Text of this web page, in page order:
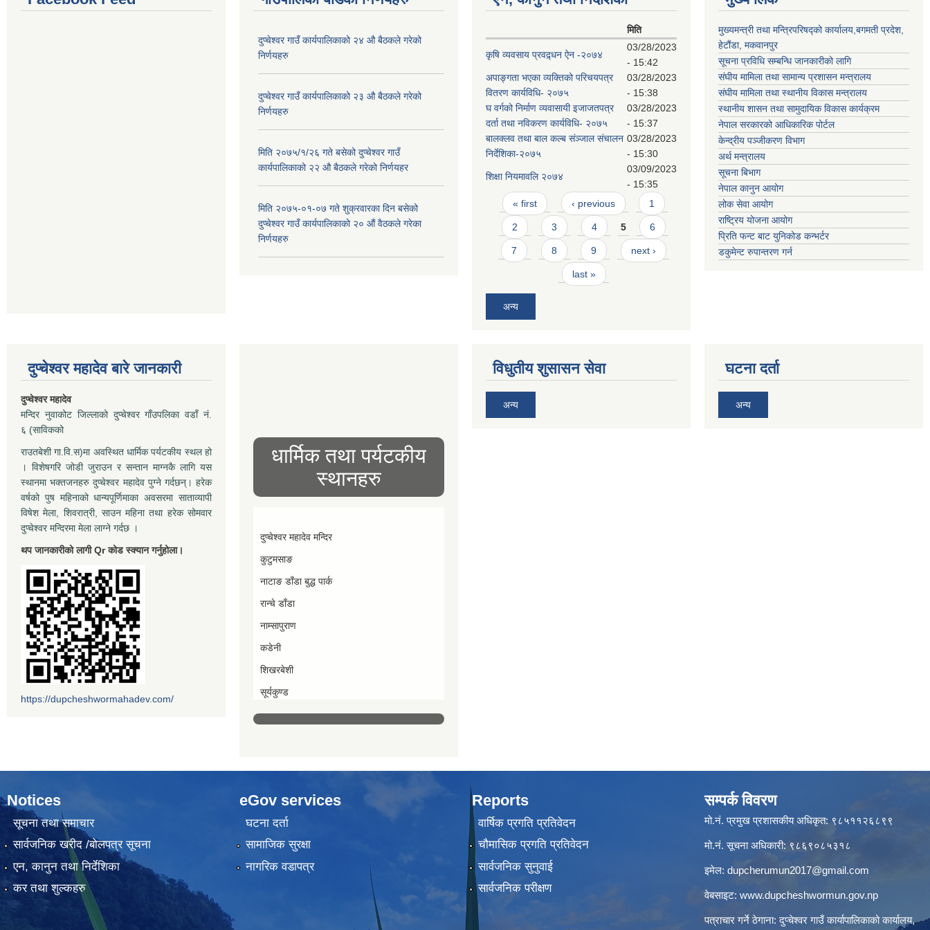
दुप्चेश्वर गाउँ कार्यपालिकाको २४ औ बैठकले गरेको
निर्णयहरु
दुप्चेश्वर गाउँ कार्यपालिकाको २३ औ बैठकले गरेको
निर्णयहरु
मिति २०७५/१/२६ गते बसेको दुप्चेश्वर गाउँ
कार्यपालिकाको २२ औ बैठकले गरेको निर्णयहर
मिति २०७५-०१-०७ गते शुक्रवारका दिन बसेको
दुप्चेश्वर गाउँ कार्यपालिकाको २० औं वैठकले गरेका
निर्णयहरु
मिति
कृषि व्यवसाय प्रवद्र्धन ऐन -२०७४
03/28/2023
- 15:42
अपाङ्गता भएका व्यक्तिको परिचयपत्र
वितरण कार्यविधि- २०७५
03/28/2023
- 15:38
घ वर्गको निर्माण व्यवासायी इजाजतपत्र
दर्ता तथा नविकरण कार्यविधि- २०७५
03/28/2023
- 15:37
बालक्लव तथा बाल कल्ब संञ्जाल संचालन
निर्देशिका-२०७५
03/28/2023
- 15:30
शिक्षा नियमावलि २०७४
03/09/2023
- 15:35
Pages
« first ‹ previous 1
2 3 4 5 6
7 8 9 next ›
last »
अन्य
मुख्यमन्त्री तथा मन्त्रिपरिषद्को कार्यालय,बगमती प्रदेश,
हेटौंडा, मकवानपुर
सूचना प्रविधि सम्बन्धि जानकारीको लागि
संघीय मामिला तथा सामान्य प्रशासन मन्त्रालय
संघीय मामिला तथा स्थानीय विकास मन्त्रालय
स्थानीय शासन तथा सामुदायिक विकास कार्यक्रम
नेपाल सरकारको आधिकारिक पोर्टल
केन्द्रीय पञ्जीकरण विभाग
अर्थ मन्त्रालय
सूचना बिभाग
नेपाल कानुन आयोग
लोक सेवा आयोग
राष्ट्रिय योजना आयोग
प्रिति फन्ट बाट युनिकोड कन्भर्टर
डकुमेन्ट रुपान्तरण गर्न
दुप्चेश्वर महादेव बारे जानकारी
दुप्चेश्वर महादेव
मन्दिर नुवाकोट जिल्लाको दुप्चेश्वर गाँउपलिका वडाँ नं.
६ (साविकको
राउतबेशी गा.वि.स)मा अवस्थित धार्मिक पर्यटकीय स्थल हो
। विशेषगरि जोडी जुराउन र सन्तान माग्नकै लागि यस
स्थानमा भक्तजनहरु दुप्चेश्वर महादेव पुग्ने गर्दछन्। हरेक
वर्षको पुष महिनाको धान्यपूर्णिमाका अवसरमा साताव्यापी
विषेश मेला, शिवरात्री, साउन महिना तथा हरेक सोमवार
दुप्चेश्वर मन्दिरमा मेला लाग्ने गर्दछ ।
थप जानकारीको लागी Qr कोड स्क्यान गर्नुहोला।
https://dupcheshwormahadev.com/
धार्मिक तथा पर्यटकीय
स्थानहरु
दुप्चेश्वर महादेव मन्दिर
कुटुमसाङ
नाटाङ डाँडा बुद्ध पार्क
रान्चे डाँडा
नाम्सापुराण
कडेनी
शिखरबेशी
सूर्यकुण्ड
विधुतीय शुसासन सेवा
अन्य
घटना दर्ता
अन्य
Notices
सूचना तथा समाचार
सार्वजनिक खरीद /बोलपत्र सूचना
एन, कानुन तथा निर्देशिका
कर तथा शुल्कहरु
eGov services
घटना दर्ता
सामाजिक सुरक्षा
नागरिक वडापत्र
Reports
वार्षिक प्रगति प्रतिवेदन
चौमासिक प्रगति प्रतिवेदन
सार्वजनिक सुनुवाई
सार्वजनिक परीक्षण
सम्पर्क विवरण
मो.नं. प्रमुख प्रशासकीय अधिकृत: ९८५११२६८९९
मो.नं. सूचना अधिकारी: ९८६९०८५३१८
इमेल: dupcherumun2017@gmail.com
वेबसाइट: www.dupcheshwormun.gov.np
पत्राचार गर्ने ठेगाना: दुप्चेश्वर गाउँ कार्यापालिकाको कार्यालय,